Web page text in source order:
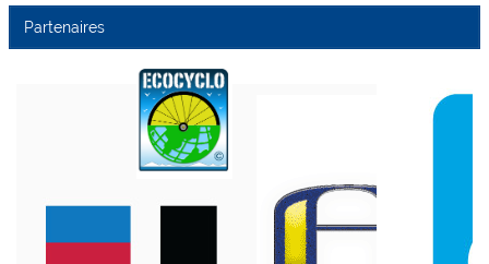
Partenaires